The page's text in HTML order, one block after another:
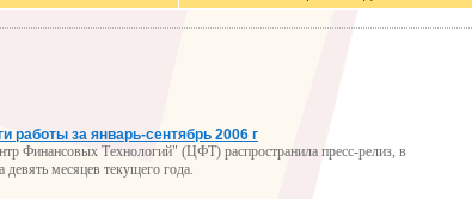
работы за январь-сентябрь 2006 г
Финансовых Технологий" (ЦФТ) распространила пресс-релиз, в
месяцев текущего года.